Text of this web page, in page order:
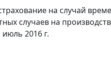
на случай
случаев на
2016 г.